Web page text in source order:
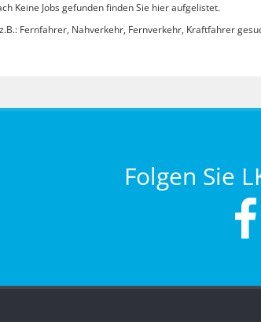
Keine Jobs gefunden finden Sie hier aufgelistet.
Fernfahrer, Nahverkehr, Fernverkehr, Kraftfahrer
Folgen Sie